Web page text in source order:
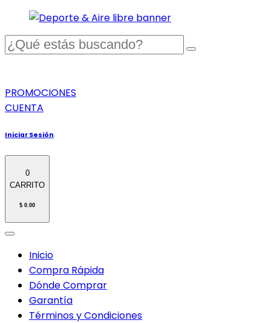
PROMOCIONES
CUENTA
Iniciar Sesión
0
CARRITO
$ 0.00
Inicio
Compra Rápida
Dónde Comprar
Garantía
Términos y Condiciones